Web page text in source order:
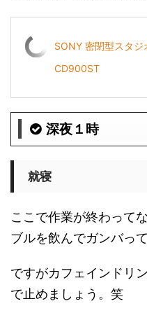
SONY 密閉型スタ
CD900ST
深夜１時
就寝
ここで作業が終わって
ブルを飲んでガンバっ
ですがカフェインドリ
で止めましょう。笑